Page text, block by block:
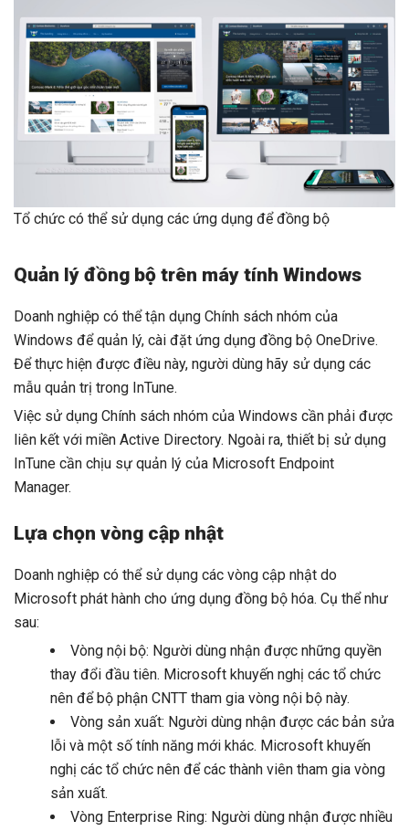
Tổ chức có thể sử dụng các ứng dụng để đồng bộ
Quản lý đồng bộ trên máy tính Windows
Doanh nghiệp có thể tận dụng Chính sách nhóm của
Windows để quản lý, cài đặt ứng dụng đồng bộ OneDrive.
Để thực hiện được điều này, người dùng hãy sử dụng các
mẫu quản trị trong InTune.
Việc sử dụng Chính sách nhóm của Windows cần phải được
liên kết với miền Active Directory. Ngoài ra, thiết bị sử dụng
InTune cần chịu sự quản lý của Microsoft Endpoint
Manager.
Lựa chọn vòng cập nhật
Doanh nghiệp có thể sử dụng các vòng cập nhật do
Microsoft phát hành cho ứng dụng đồng bộ hóa. Cụ thể như
sau:
Vòng nội bộ: Người dùng nhận được những quyền
thay đổi đầu tiên. Microsoft khuyến nghị các tổ chức
nên để bộ phận CNTT tham gia vòng nội bộ này.
Vòng sản xuất: Người dùng nhận được các bản sửa
lỗi và một số tính năng mới khác. Microsoft khuyến
nghị các tổ chức nên để các thành viên tham gia vòng
sản xuất.
Vòng Enterprise Ring: Người dùng nhận được nhiều